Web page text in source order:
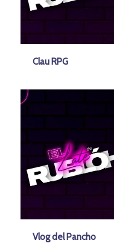
Clau RPG
Vlog del Pancho